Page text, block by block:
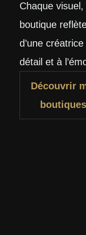
Chaque
boutique
d’une
détail et à
Découvrir
boutiques